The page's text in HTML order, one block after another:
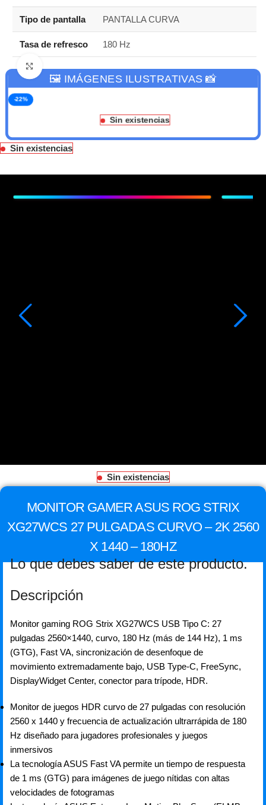
Tipo de pantalla PANTALLA CURVA
Tasa de refresco 180 Hz
🖼️ IMÁGENES ILUSTRATIVAS 📸
-22%
Sin existencias
Sin existencias
Sin existencias
MONITOR GAMER ASUS ROG STRIX
XG27WCS 27 PULGADAS CURVO – 2K 2560
X 1440 – 180HZ
Lo que debes saber de este producto.
Descripción
Monitor gaming ROG Strix XG27WCS USB Tipo C: 27
pulgadas 2560×1440, curvo, 180 Hz (más de 144 Hz), 1 ms
(GTG), Fast VA, sincronización de desenfoque de
movimiento extremadamente bajo, USB Type-C, FreeSync,
DisplayWidget Center, conector para trípode, HDR.
Monitor de juegos HDR curvo de 27 pulgadas con resolución
2560 x 1440 y frecuencia de actualización ultrarrápida de 180
Hz diseñado para jugadores profesionales y juegos
inmersivos
La tecnología ASUS Fast VA permite un tiempo de respuesta
de 1 ms (GTG) para imágenes de juego nítidas con altas
velocidades de fotogramas